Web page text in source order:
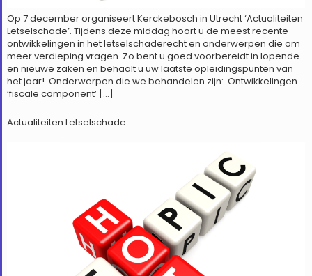
Op 7 december organiseert Kerckebosch in Utrecht ‘Actualiteiten
Letselschade’. Tijdens deze middag hoort u de meest recente
ontwikkelingen in het letselschaderecht en onderwerpen die om
meer verdieping vragen. Zo bent u goed voorbereidt in lopende
en nieuwe zaken en behaalt u uw laatste opleidingspunten van
het jaar! Onderwerpen die we behandelen zijn: Ontwikkelingen
‘fiscale component’ […]
Actualiteiten Letselschade